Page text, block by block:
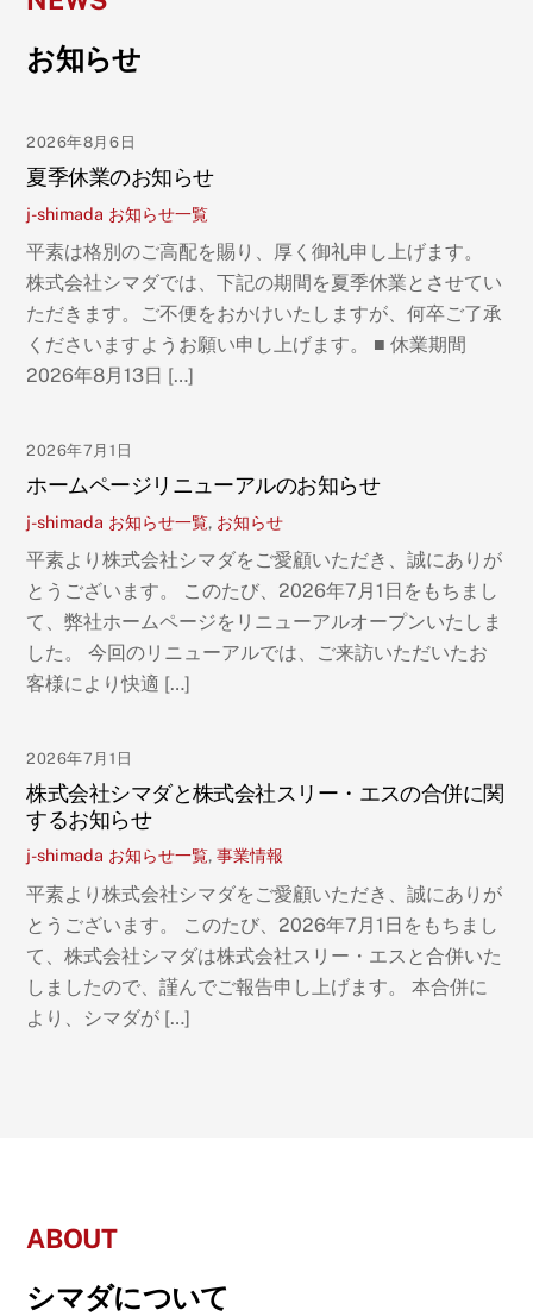
お知らせ
2026年8月6日
夏季休業のお知らせ
j-shimada お知らせ一覧
平素は格別のご高配を賜り、厚く御礼申し上げます。
株式会社シマダでは、下記の期間を夏季休業とさせてい
ただきます。ご不便をおかけいたしますが、何卒ご了承
くださいますようお願い申し上げます。 ■ 休業期間
2026年8月13日 […]
2026年7月1日
ホームページリニューアルのお知らせ
j-shimada お知らせ一覧, お知らせ
平素より株式会社シマダをご愛顧いただき、誠にありが
とうございます。 このたび、2026年7月1日をもちまし
て、弊社ホームページをリニューアルオープンいたしま
した。 今回のリニューアルでは、ご来訪いただいたお
客様により快適 […]
2026年7月1日
株式会社シマダと株式会社スリー・エスの合併に関
するお知らせ
j-shimada お知らせ一覧,事業情報
平素より株式会社シマダをご愛顧いただき、誠にありが
とうございます。 このたび、2026年7月1日をもちまし
て、株式会社シマダは株式会社スリー・エスと合併いた
しましたので、謹んでご報告申し上げます。 本合併に
より、シマダが […]
ABOUT
シマダについて